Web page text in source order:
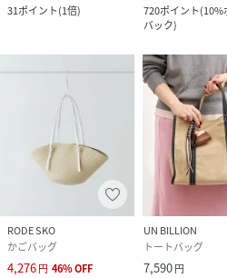
31ポイント(1倍)
720ポイント(10%
バック)
RODE SKO
かごバッグ
4,276円 46%OFF
UN BILLION
トートバッグ
7,590円